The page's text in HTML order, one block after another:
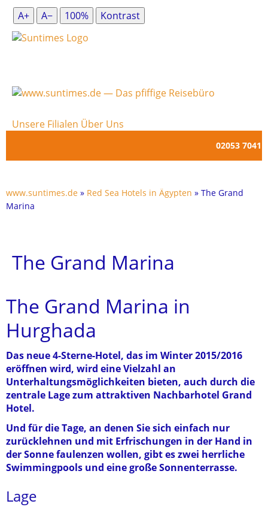
A+ A− 100% Kontrast
Unsere Filialen Über Uns
02053 7041
www.suntimes.de » Red Sea Hotels in Ägypten » The Grand
Marina
The Grand Marina
The Grand Marina in
Hurghada
Das neue 4-Sterne-Hotel, das im Winter 2015/2016
eröffnen wird, wird eine Vielzahl an
Unterhaltungsmöglichkeiten bieten, auch durch die
zentrale Lage zum attraktiven Nachbarhotel Grand
Hotel.
Und für die Tage, an denen Sie sich einfach nur
zurücklehnen und mit Erfrischungen in der Hand in
der Sonne faulenzen wollen, gibt es zwei herrliche
Swimmingpools und eine große Sonnenterrasse.
Lage